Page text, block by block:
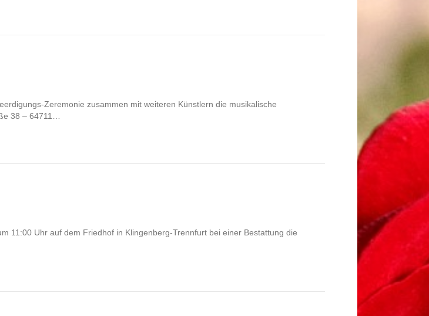
Zeremonie zusammen mit weiteren Künstlern die musikalische
38 – 64711…
11:00 Uhr auf dem Friedhof in Klingenberg-Trennfurt bei einer Bestattung die